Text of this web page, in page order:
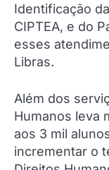
Identificação
CIPTEA, e do
esses
Libras.
Além dos
Humanos leva
aos 3 mil
incrementar o